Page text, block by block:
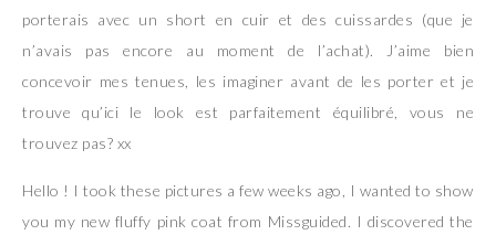
porterais avec un short en cuir et des cuissardes (que je
n’avais pas encore au moment de l’achat). J’aime bien
concevoir mes tenues, les imaginer avant de les porter et je
trouve qu’ici le look est parfaitement équilibré, vous ne
trouvez pas? xx
Hello ! I took these pictures a few weeks ago, I wanted to show
you my new fluffy pink coat from Missguided. I discovered the